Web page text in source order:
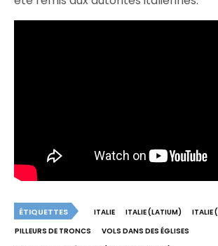
ÉTIQUETTES ITALIE ITALIE (LATIUM)
ITALIE
PILLEURS DE TRONCS
VOLS DANS DES ÉGLISES